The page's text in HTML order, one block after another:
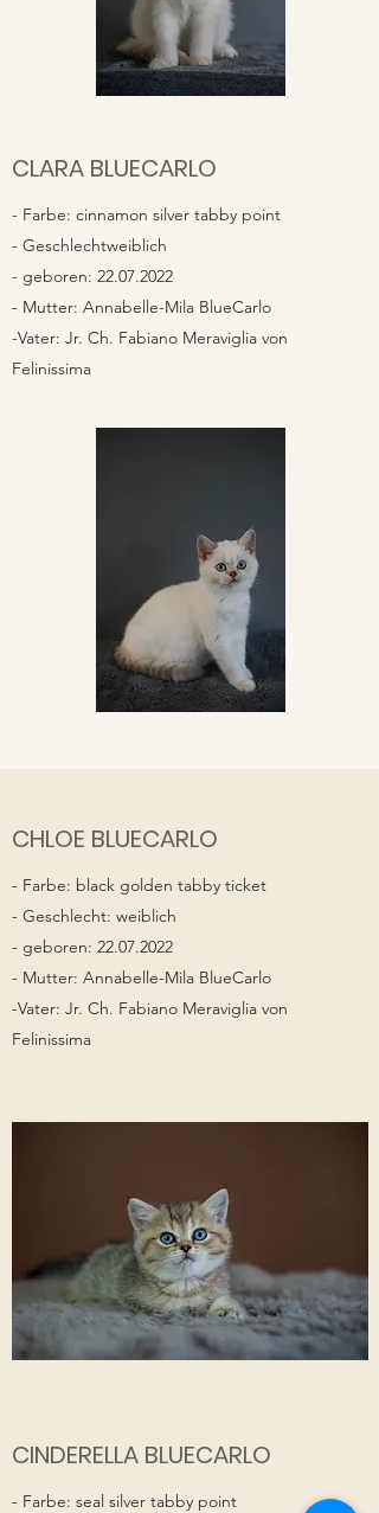
CLARA BLUECARLO
- Farbe: cinnamon silver tabby point
- Geschlechtweiblich
- geboren: 22.07.2022
- Mutter: Annabelle-Mila BlueCarlo
-Vater: Jr. Ch. Fabiano Meraviglia von
Felinissima
CHLOE BLUECARLO
- Farbe: black golden tabby ticket
- Geschlecht: weiblich
- geboren: 22.07.2022
- Mutter: Annabelle-Mila BlueCarlo
-Vater: Jr. Ch. Fabiano Meraviglia von
Felinissima
CINDERELLA BLUECARLO
- Farbe: seal silver tabby point